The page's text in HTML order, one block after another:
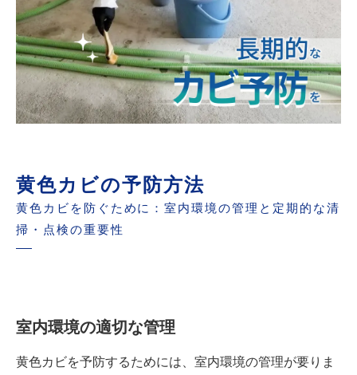
黄色カビの予防方法
黄色カビを防ぐために：室内環境の管理と定期的な清
掃・点検の重要性
室内環境の適切な管理
黄色カビを予防するためには、室内環境の管理が要りま